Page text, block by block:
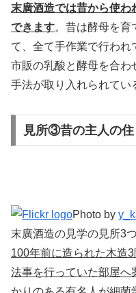
末廣酒造では昔から使わ
できます。昔は酵母を育
て、全て手作業で行われ
市販の乳酸と酵母を合わ
手法が取り入れられてい
見所③昔の主人の住
Photo by
末廣酒造の見学の見所3
100年前に造られた木造
法事を行っていた部屋へ